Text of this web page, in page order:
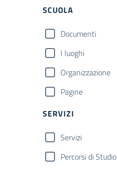
Filtri
SCUOLA
Documenti
I luoghi
Organizzazione
Pagine
SERVIZI
Servizi
Percorsi di Studio